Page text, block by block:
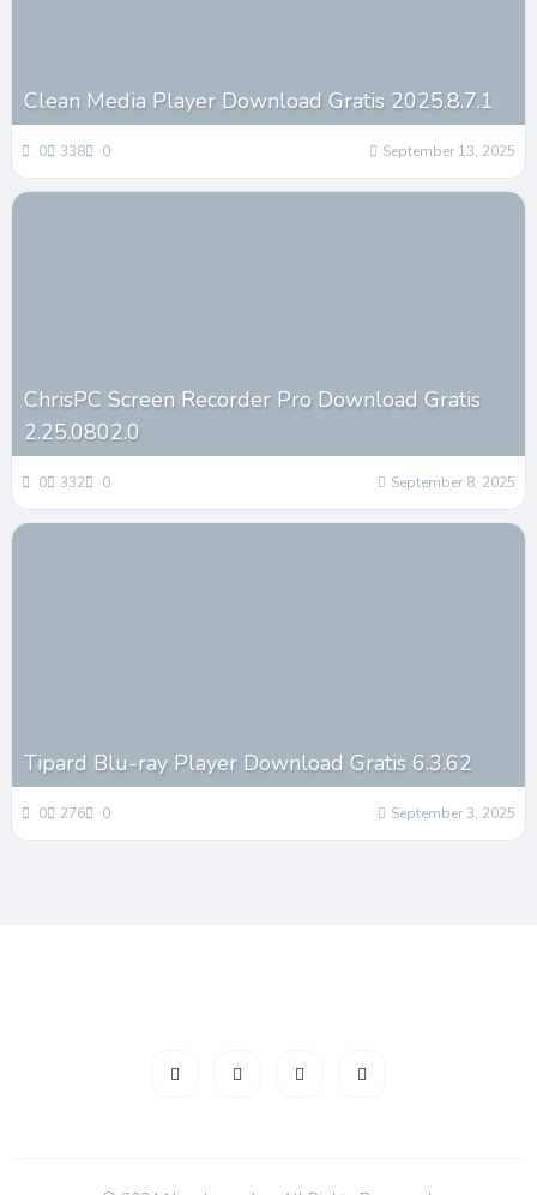
Clean Media Player Download Gratis 2025.8.7.1
0 338 0 September 13, 2025
ChrisPC Screen Recorder Pro Download Gratis
2.25.0802.0
0 332 0 September 8, 2025
Tipard Blu-ray Player Download Gratis 6.3.62
0 276 0 September 3, 2025